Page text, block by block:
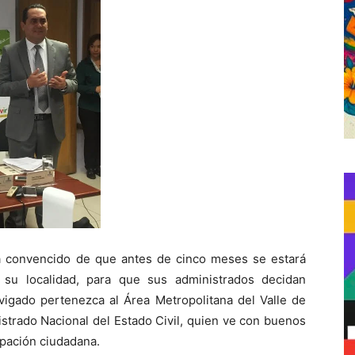
convencido de que antes de cinco meses se estará
localidad, para que sus administrados decidan
pertenezca al Área Metropolitana del Valle de
Nacional del Estado Civil, quien ve con buenos
ciudadana.